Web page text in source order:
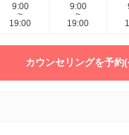
9:00
~
19:00
9:00
~
19:00
カウンセリングを予約